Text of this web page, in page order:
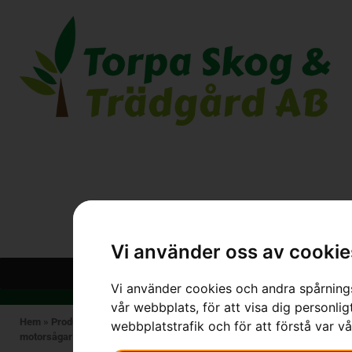
Vi använder oss av
Vi använder cookies och andra
vår webbplats, för att visa dig
webbplatstrafik och för att förstå var
Hem » Produkter STIHL»Bensindrivna maskiner»Bensindrivna
motorsågar
STIHL MS 500i